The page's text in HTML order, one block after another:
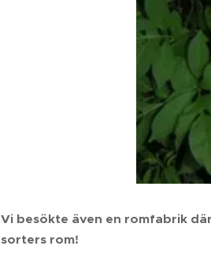
Vi besökte även en romfabrik
sorters rom!